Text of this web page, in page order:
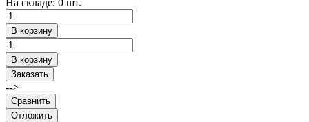
На складе: 0 шт.
В корзину
В корзину
Заказать
-->
Сравнить
Отложить